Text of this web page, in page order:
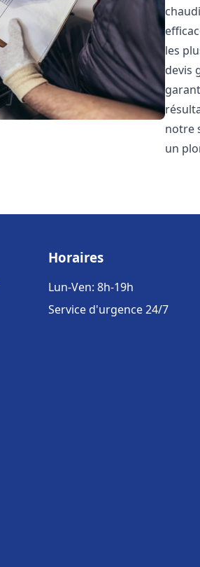
les
devis
notre
un
Horaires
Lun-Ven: 8h-19h
Service d'urgence 24/7